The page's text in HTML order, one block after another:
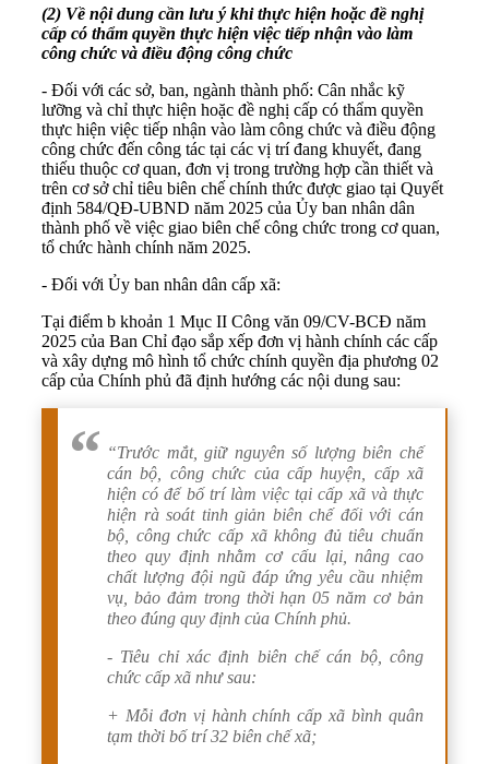
(2) Về nội dung cần lưu ý khi thực hiện hoặc đề nghị
cấp có thẩm quyền thực hiện việc tiếp nhận vào làm
công chức và điều động công chức
- Đối với các sở, ban, ngành thành phố: Cân nhắc kỹ
lưỡng và chỉ thực hiện hoặc đề nghị cấp có thẩm quyền
thực hiện việc tiếp nhận vào làm công chức và điều động
công chức đến công tác tại các vị trí đang khuyết, đang
thiếu thuộc cơ quan, đơn vị trong trường hợp cần thiết và
trên cơ sở chỉ tiêu biên chế chính thức được giao tại Quyết
định 584/QĐ-UBND năm 2025 của Ủy ban nhân dân
thành phố về việc giao biên chế công chức trong cơ quan,
tổ chức hành chính năm 2025.
- Đối với Ủy ban nhân dân cấp xã:
Tại điểm b khoản 1 Mục II Công văn 09/CV-BCĐ năm
2025 của Ban Chỉ đạo sắp xếp đơn vị hành chính các cấp
và xây dựng mô hình tổ chức chính quyền địa phương 02
cấp của Chính phủ đã định hướng các nội dung sau:
“Trước mắt, giữ nguyên số lượng biên chế
cán bộ, công chức của cấp huyện, cấp xã
hiện có để bố trí làm việc tại cấp xã và thực
hiện rà soát tinh giản biên chế đối với cán
bộ, công chức cấp xã không đủ tiêu chuẩn
theo quy định nhằm cơ cấu lại, nâng cao
chất lượng đội ngũ đáp ứng yêu cầu nhiệm
vụ, bảo đảm trong thời hạn 05 năm cơ bản
theo đúng quy định của Chính phủ.
- Tiêu chỉ xác định biên chế cán bộ, công
chức cấp xã như sau:
+ Mỗi đơn vị hành chính cấp xã bình quân
tạm thời bố trí 32 biên chế xã;